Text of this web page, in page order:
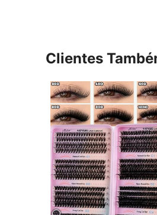
Clientes